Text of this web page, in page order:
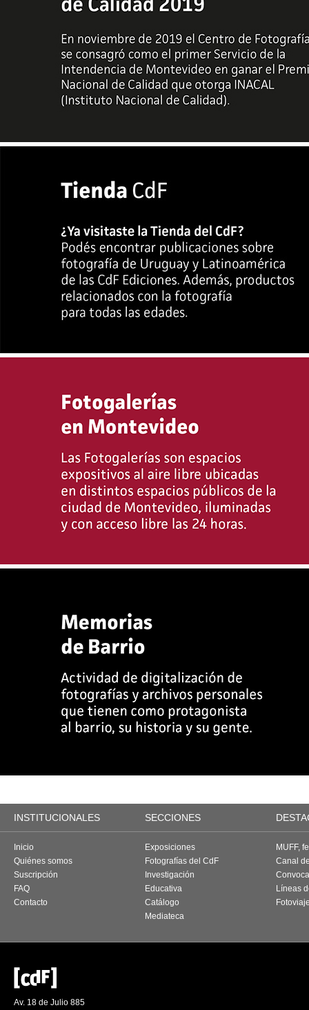
INSTITUCIONALES SECCIONES
Inicio
Quiénes somos
Suscripción
FAQ
Contacto
Exposiciones
Fotografías del CdF
Investigación
Educativa
Catálogo
Mediateca
MUFF,
Canal
Líneas
Av. 18 de Julio 885